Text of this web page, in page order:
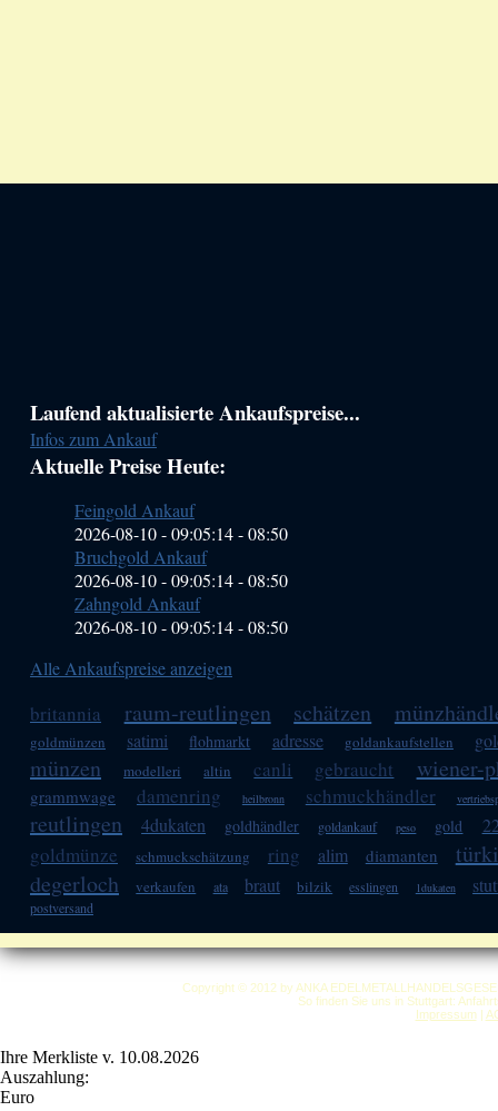
Haupt-
Sidebar
(Primary)
Laufend aktualisierte Ankaufspreise...
Infos zum Ankauf
Aktuelle Preise Heute:
Feingold Ankauf
2026-08-10 - 09:05:14-08:50
Bruchgold Ankauf
2026-08-10 - 09:05:14-08:50
Zahngold Ankauf
2026-08-10 - 09:05:14-08:50
Alle Ankaufspreise anzeigen
britannia raum-reutlingen schätzen
goldmünzen satimi flohmarkt adresse goldankaufstellen
münzen modelleri altin canli gebraucht wiener-
grammwage damenring heilbronn schmuckhändler
reutlingen 4dukaten goldhändler goldankauf peso gold
goldmünze schmuckschätzung ring alim diamanten
degerloch
verkaufen ata braut bilzik esslingen 1dukaten
postversand
Copyright © 2012 by ANKA
So finden Sie uns in Stuttgart:
Impressum|
Ihre Merkliste v. 10.08.2026
Auszahlung:
Euro